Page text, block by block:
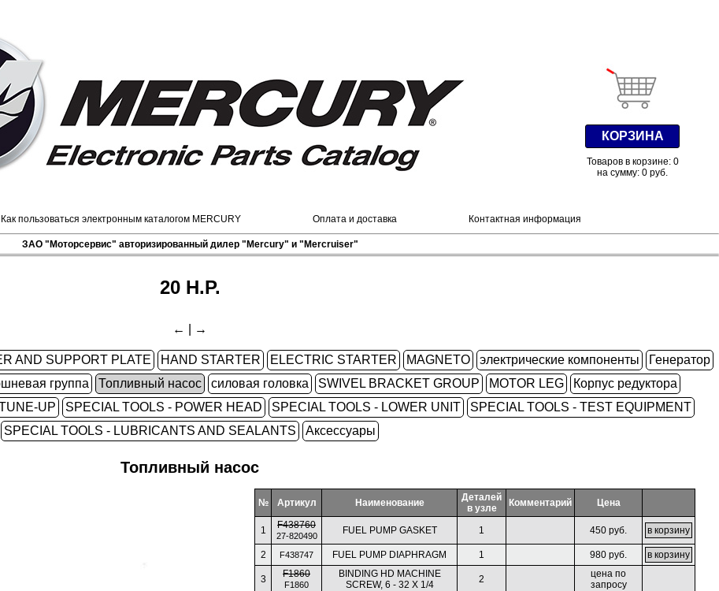
КОРЗИНА
Товаров в корзине: 0
на сумму: 0 руб.
Как пользоваться электронным каталогом MERCURY Оплата и доставка Контактная информация
ЗАО "Моторсервис" авторизированный дилер "Mercury" и "Mercruiser"
20 H.P.
← →
AND SUPPORT PLATE HAND STARTER ELECTRIC STARTER MAGNETO электрические компоненты
Генератор
группа Топливный насос силовая головка SWIVEL BRACKET GROUP MOTOR LEG
Корпус редуктора
UP SPECIAL TOOLS - POWER HEAD SPECIAL TOOLS - LOWER UNIT
SPECIAL TOOLS - TEST EQUIPMENT
SPECIAL TOOLS - LUBRICANTS AND SEALANTS
Аксессуары
Топливный насос
№ Артикул Наименование
Деталей
в узле
Комментарий Цена
1 F438760
27-820490 FUEL PUMP GASKET 1 450 руб.
2 F438747 FUEL PUMP DIAPHRAGM 1 980 руб.
3 F1860
F1860
BINDING HD MACHINE
SCREW, 6 - 32 X 1/4
2
цена по
запросу